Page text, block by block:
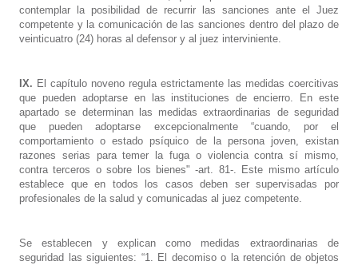
contemplar la posibilidad de recurrir las sanciones ante el Juez
competente y la comunicación de las sanciones dentro del plazo de
veinticuatro (24) horas al defensor y al juez interviniente.
IX. El capítulo noveno regula estrictamente las medidas coercitivas
que pueden adoptarse en las instituciones de encierro. En este
apartado se determinan las medidas extraordinarias de seguridad
que pueden adoptarse excepcionalmente “cuando, por el
comportamiento o estado psíquico de la persona joven, existan
razones serias para temer la fuga o violencia contra sí mismo,
contra terceros o sobre los bienes" -art. 81-. Este mismo artículo
establece que en todos los casos deben ser supervisadas por
profesionales de la salud y comunicadas al juez competente.
Se establecen y explican como medidas extraordinarias de
seguridad las siguientes: “1. El decomiso o la retención de objetos